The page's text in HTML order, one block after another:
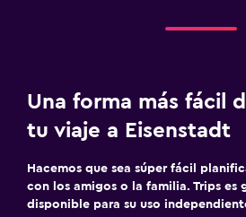
Una forma más fácil
tu viaje a Eisenstadt
Hacemos que sea súper fácil
con los amigos o la familia. Trips es
disponible para su uso